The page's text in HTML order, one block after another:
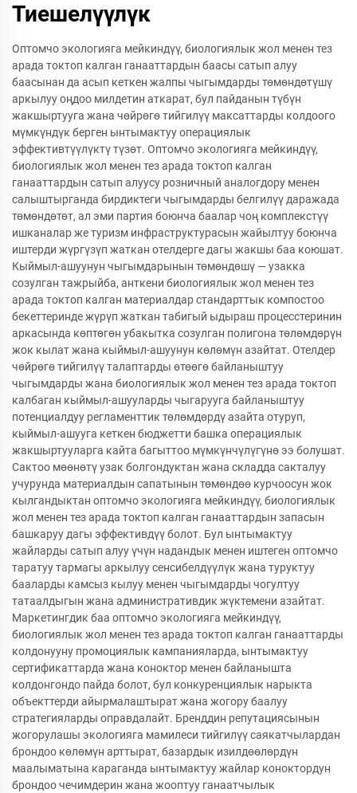
Тиешелүүлүк
Оптомчо экологияга мейкиндүү, биологиялык жол менен тез
арада токтоп калган ганааттардын баасы сатып алуу
баасынан да асып кеткен жалпы чыгымдарды төмөндөтүшү
аркылуу оңдоо милдетин аткарат, бул пайданын түбүн
жакшыртууга жана чөйрөгө тийгилүү максаттарды колдоого
мүмкүндүк берген ынтымактуу операциялык
эффективтүүлүктү түзөт. Оптомчо экологияга мейкиндүү,
биологиялык жол менен тез арада токтоп калган
ганааттардын сатып алуусу розничный аналогдору менен
салыштырганда бирдиктеги чыгымдарды белгилүү даражада
төмөндөтөт, ал эми партия боюнча баалар чоң комплекстүү
ишканалар же туризм инфраструктурасын жайылтуу боюнча
иштерди жүргүзүп жаткан отелдерге дагы жакшы баа коюшат.
Кыймыл-ашуунун чыгымдарынын төмөндөшү — узакка
созулган тажрыйба, анткени биологиялык жол менен тез
арада токтоп калган материалдар стандарттык компостоо
бекеттеринде жүрүп жаткан табигый ыдыраш процесстеринин
аркасында көптөгөн убакытка созулган полигона төлөмдөрүн
жок кылат жана кыймыл-ашуунун көлөмүн азайтат. Отелдер
чөйрөгө тийгилүү талаптарды өтөөгө байланыштуу
чыгымдарды жана биологиялык жол менен тез арада токтоп
калбаган кыймыл-ашууларды чыгарууга байланыштуу
потенциалдуу регламенттик төлөмдөрдү азайта отуруп,
кыймыл-ашууга кеткен бюджетти башка операциялык
жакшыртууларга кайта багыттоо мүмкүнчүлүгүнө ээ болушат.
Сактоо мөөнөтү узак болгондуктан жана складда сакталуу
учурунда материалдын сапатынын төмөндөө курчоосун жок
кылгандыктан оптомчо экологияга мейкиндүү, биологиялык
жол менен тез арада токтоп калган ганааттардын запасын
башкаруу дагы эффективдүү болот. Бул ынтымактуу
жайларды сатып алуу үчүн надандык менен иштеген оптомчо
таратуу тармагы аркылуу сенсибелдүүлүк жана туруктуу
бааларды камсыз кылуу менен чыгымдарды чогултуу
татаалдыгын жана административдик жүктемени азайтат.
Маркетингдик баа оптомчо экологияга мейкиндүү,
биологиялык жол менен тез арада токтоп калган ганааттарды
колдонууну промоциялык кампанияларда, ынтымактуу
сертификаттарда жана коноктор менен байланышта
колдонгондо пайда болот, бул конкуренциялык нарыкта
объекттерди айырмалаштырат жана жогору баалуу
стратегияларды оправдалайт. Бренддин репутациясынын
жогорулашы экологияга мамилеси тийгилүү саякатчылардан
брондоо көлөмүн арттырат, базардык изилдөөлөрдүн
маалыматына караганда ынтымактуу жайлар коноктордун
брондоо чечимдерин жана жооптуу ганаатчылык